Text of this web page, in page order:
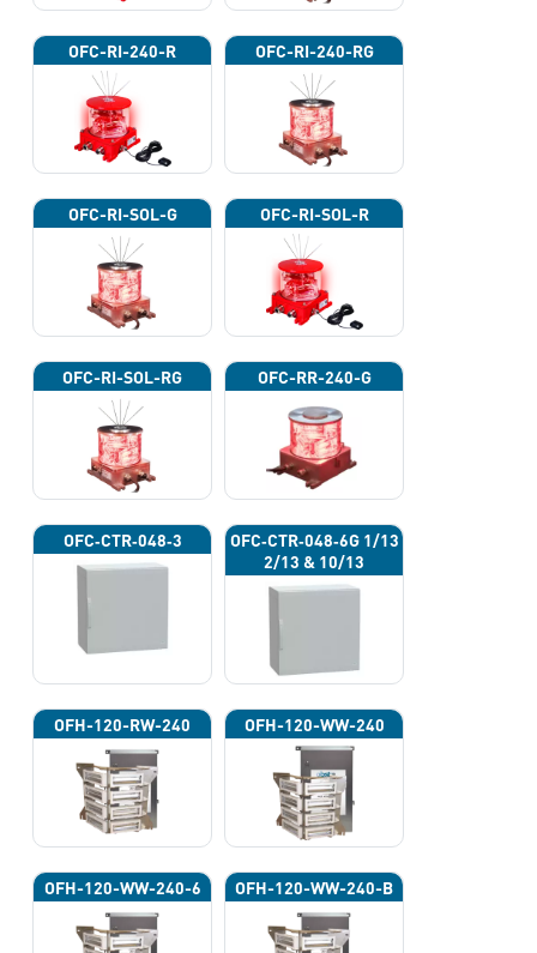
OFC-RI-240-R OFC-RI-240-RG
OFC-RI-SOL-G OFC-RI-SOL-R
OFC-RI-SOL-RG OFC-RR-240-G
OFC‐CTR‐048‐3
OFC‐CTR‐048‐6G 1/13
2/13 & 10/13
OFH-120-RW-240 OFH-120-WW-240
OFH-120-WW-240-6 OFH-120-WW-240-B